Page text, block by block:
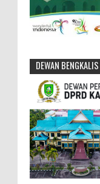
DEWAN BENGKALIS